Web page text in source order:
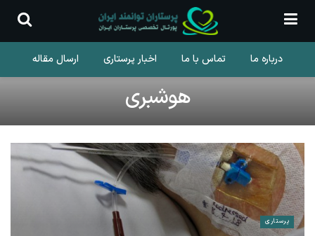
درباره ما تماس با ما اخبار پرستاری ارسال مقاله
هوشبری
پرستاری